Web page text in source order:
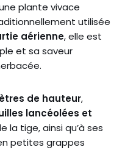
plante vivace
utilisée
aérienne, elle est
et sa saveur
de hauteur,
lancéolées et
la tige, ainsi qu’à ses
petites grappes